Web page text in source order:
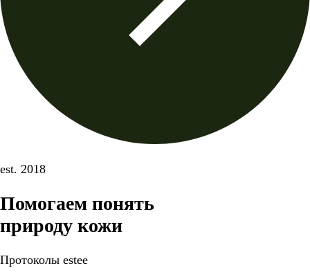
est. 2018
Помогаем понять
природу кожи
Протоколы estee